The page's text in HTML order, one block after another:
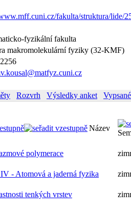
fakulta/struktura/lide/
fyzikální fakulta
makromolekulární fyziky (32-KMF)
Rozvrh Výsledky anket
Název
polymerace
- Atomová a jaderná fyzika
tenkých vrstev